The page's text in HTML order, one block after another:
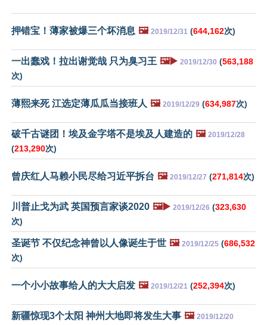
押错宝！薄家被爆三个坏消息 🖼️ 2019/12/31 (644,162次)
一出蠢戏！拉出谢觉哉 只为臭习王 🖼️▶️ 2019/12/30 (563,188
次)
薄熙来死 江选定薄瓜瓜当接班人 🖼️ 2019/12/29 (634,987次)
破千古谜团！埃及金字塔不是埃及人建造的 🖼️ 2019/12/28
(213,290次)
曾庆红人马赖小民尽给习近平拆台 🖼️ 2019/12/27 (271,814次)
川普止戈为武 英国预言家谈2020 🖼️▶️ 2019/12/26 (323,630
次)
圣诞节 不仅纪念神曾以人像诞生于世 🖼️ 2019/12/25 (686,532
次)
一个小小故事给人的大大启发 🖼️ 2019/12/21 (252,394次)
新疆惊现3个太阳 神州大地即将发生大事 🖼️ 2019/12/20